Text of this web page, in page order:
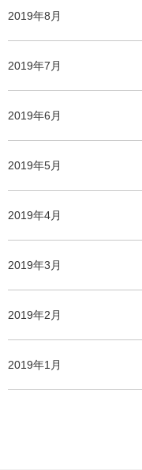
2019年8月
2019年7月
2019年6月
2019年5月
2019年4月
2019年3月
2019年2月
2019年1月